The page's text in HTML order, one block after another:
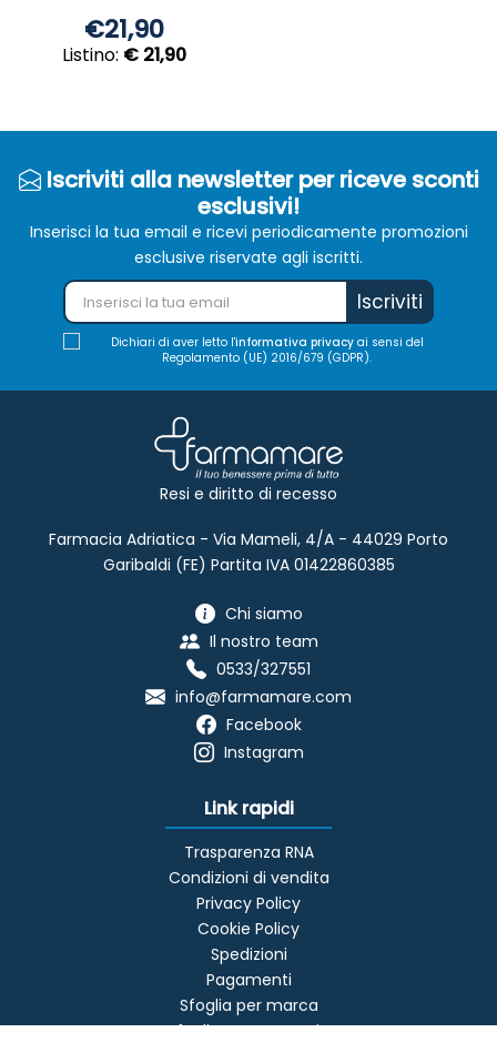
€21,90
Listino: € 21,90
Iscriviti alla newsletter per riceve sconti
esclusivi!
Inserisci la tua email e ricevi periodicamente promozioni
esclusive riservate agli iscritti.
Iscriviti
Dichiari di aver letto l'informativa privacyai sensi del
Regolamento (UE) 2016/679 (GDPR).
Resi e diritto di recesso
Farmacia Adriatica - Via Mameli, 4/A - 44029 Porto
Garibaldi (FE) Partita IVA 01422860385
Chi siamo
Il nostro team
0533/327551
info@farmamare.com
Facebook
Instagram
Link rapidi
Trasparenza RNA
Condizioni di vendita
Privacy Policy
Cookie Policy
Spedizioni
Pagamenti
Sfoglia per marca
Sfoglia per categoria